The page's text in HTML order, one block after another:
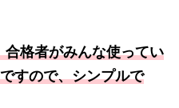
格者がみんな使ってい
すので、シンプルで